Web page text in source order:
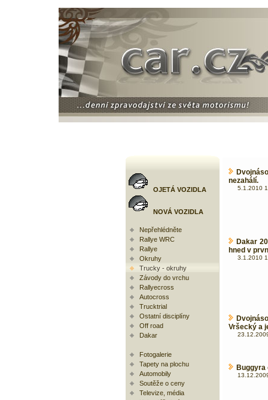
OJETÁ VOZIDLA
NOVÁ VOZIDLA
Nepřehlédněte
Rallye WRC
Rallye
Okruhy
Trucky - okruhy
Závody do vrchu
Rallyecross
Autocross
Trucktrial
Ostatní disciplíny
Off road
Dakar
Fotogalerie
Tapety na plochu
Automobily
Soutěže o ceny
Televize, média
nezahálí.
5.1.2010
Dakar
hned v
3.1.2010
Vršecký a
Buggyra